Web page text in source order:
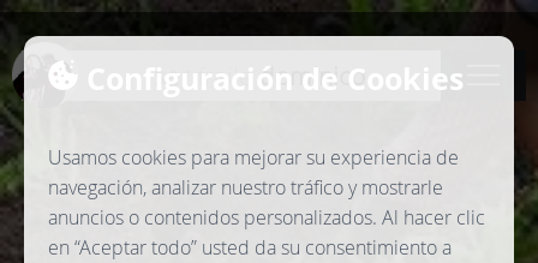
Configuración de Cookies
Usamos cookies para mejorar su experiencia de
navegación, analizar nuestro tráfico y mostrarle
anuncios o contenidos personalizados. Al hacer clic
en “Aceptar todo” usted da su consentimiento a
ser fraile dominico